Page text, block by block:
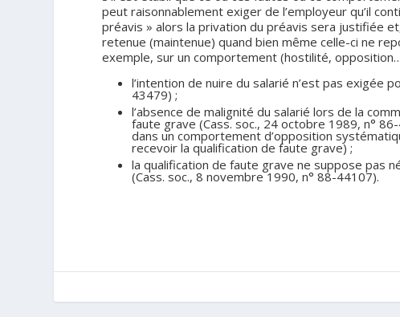
peut raisonnablement exiger de l’employeur qu’il
préavis » alors la privation du préavis sera justifiée
retenue (maintenue) quand bien même celle-ci ne
exemple, sur un comportement (hostilité,
l’intention de nuire du salarié n’est pas exigée
43479) ;
l’absence de malignité du salarié lors de la
faute grave (Cass. soc., 24 octobre 1989, n°
dans un comportement d’opposition
recevoir la qualification de faute grave) ;
la qualification de faute grave ne suppose pas
(Cass. soc., 8 novembre 1990, n° 88-44107).